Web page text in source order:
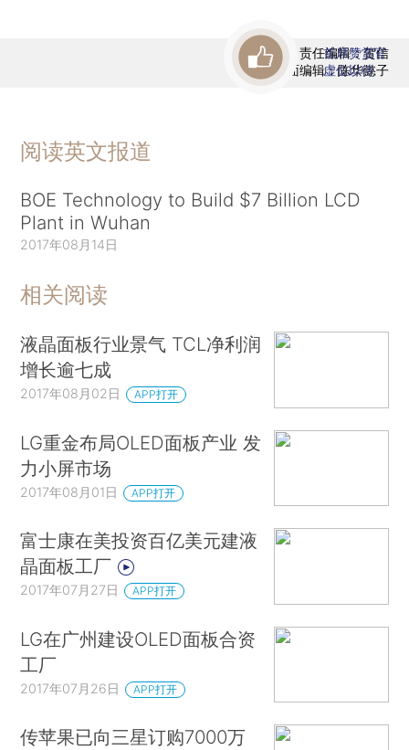
责任编辑：贺信
版面编辑：陈华懿子
首席赞赏官
虚位以待
阅读英文报道
BOE Technology to Build $7 Billion LCD
Plant in Wuhan
2017年08月14日
相关阅读
液晶面板行业景气 TCL净利润
增长逾七成
2017年08月02日 APP打开
LG重金布局OLED面板产业 发
力小屏市场
2017年08月01日 APP打开
富士康在美投资百亿美元建液
晶面板工厂
2017年07月27日 APP打开
LG在广州建设OLED面板合资
工厂
2017年07月26日 APP打开
传苹果已向三星订购7000万